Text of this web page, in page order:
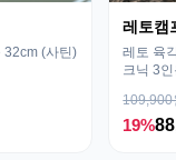
32cm (사틴)
레토캠
레토 육
크닉 3
109,900
19%